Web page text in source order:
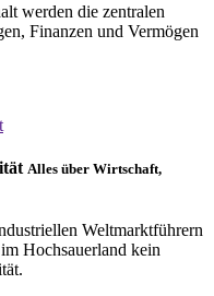
werden die zentralen
Finanzen und Vermögen
Alles über Wirtschaft,
Weltmarktführern
Hochsauerland kein